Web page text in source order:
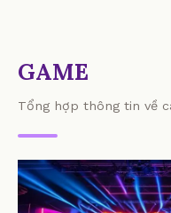
GAME
Tổng hợp thông tin về